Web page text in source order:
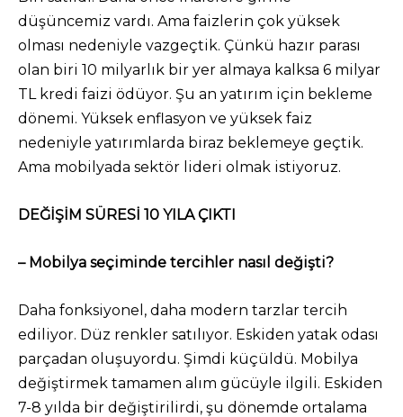
düşüncemiz vardı. Ama faizlerin çok yüksek
olması nedeniyle vazgeçtik. Çünkü hazır parası
olan biri 10 milyarlık bir yer almaya kalksa 6 milyar
TL kredi faizi ödüyor. Şu an yatırım için bekleme
dönemi. Yüksek enflasyon ve yüksek faiz
nedeniyle yatırımlarda biraz beklemeye geçtik.
Ama mobilyada sektör lideri olmak istiyoruz.
DEĞİŞİM SÜRESİ 10 YILA ÇIKTI
– Mobilya seçiminde tercihler nasıl değişti?
Daha fonksiyonel, daha modern tarzlar tercih
ediliyor. Düz renkler satılıyor. Eskiden yatak odası
parçadan oluşuyordu. Şimdi küçüldü. Mobilya
değiştirmek tamamen alım gücüyle ilgili. Eskiden
7-8 yılda bir değiştirilirdi, şu dönemde ortalama